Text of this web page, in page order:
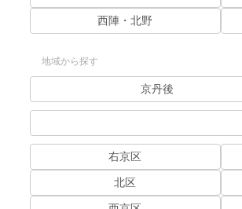
西陣・北野
地域から探す
京丹後
右京区
北区